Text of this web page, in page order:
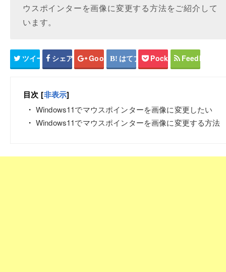
ウスポインターを画像に変更する方法をご紹介して
います。
ツイート シェア Google+ はてブ Pocket Feedly
目次 [非表示]
Windows11でマウスポインターを画像に変更したい
Windows11でマウスポインターを画像に変更する方法